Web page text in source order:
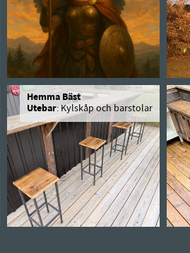
Hemma Bäst
Utebar: Kylskåp och barstolar